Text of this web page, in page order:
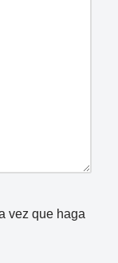
vez que haga